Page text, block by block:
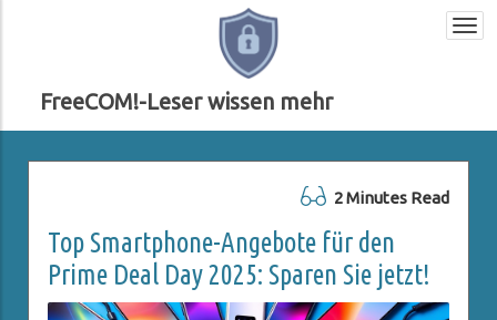
FreeCOM!-Leser wissen mehr
2 Minutes Read
Top Smartphone-Angebote für den
Prime Deal Day 2025: Sparen Sie jetzt!